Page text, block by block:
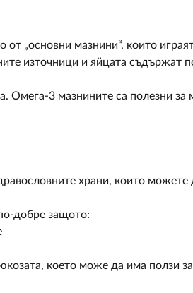
„основни мазнини“, които
източници и яйцата съдържат
Омега-3 мазнините са полезни
храни, които можете
добре защото:
което може да има ползи